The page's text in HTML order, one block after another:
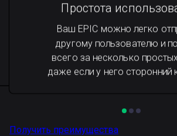
Простота
Ваш EPIC можно легко
другому пользователю и
всего за несколько
даже если у него сторонний
Получить преимущества